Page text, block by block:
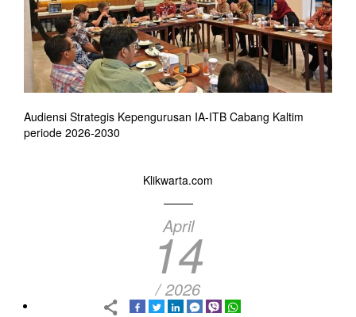
Audiensi Strategis Kepengurusan IA-ITB Cabang Kaltim
periode 2026-2030
Klikwarta.com
April
14
/ 2026